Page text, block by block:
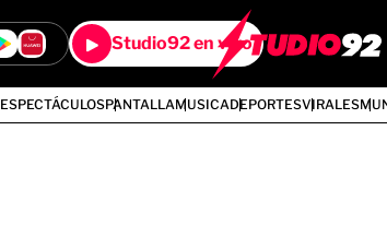
Studio92 en vivo
ESPECTÁCULOSPANTALLAMUSICADEPORTESVIRALES